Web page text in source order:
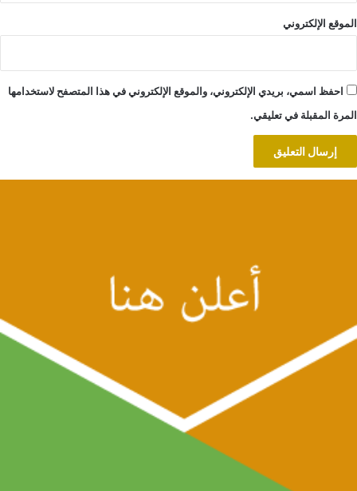
الموقع الإلكتروني
احفظ اسمي، بريدي الإلكتروني، والموقع الإلكتروني في هذا المتصفح لاستخدامها
المرة المقبلة في تعليقي.